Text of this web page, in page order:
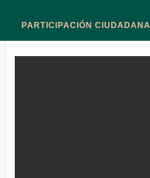
PARTICIPACIÓN CIUDADANA